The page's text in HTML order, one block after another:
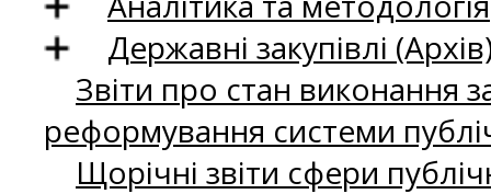
Державні закупівлі
Звіти про стан виконання
реформування системи
Щорічні звіти сфери